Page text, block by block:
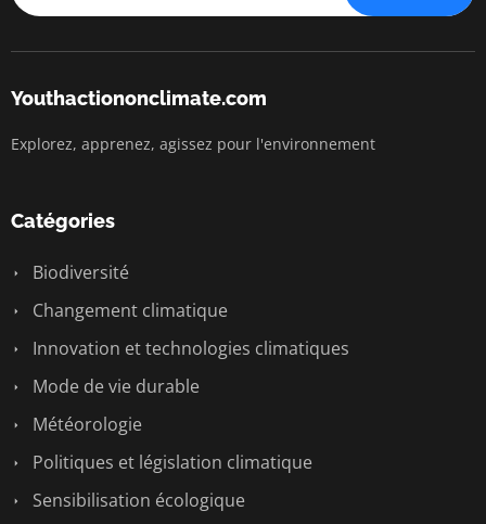
Youthactiononclimate.com
Explorez, apprenez, agissez pour l'environnement
Catégories
Biodiversité
Changement climatique
Innovation et technologies climatiques
Mode de vie durable
Météorologie
Politiques et législation climatique
Sensibilisation écologique